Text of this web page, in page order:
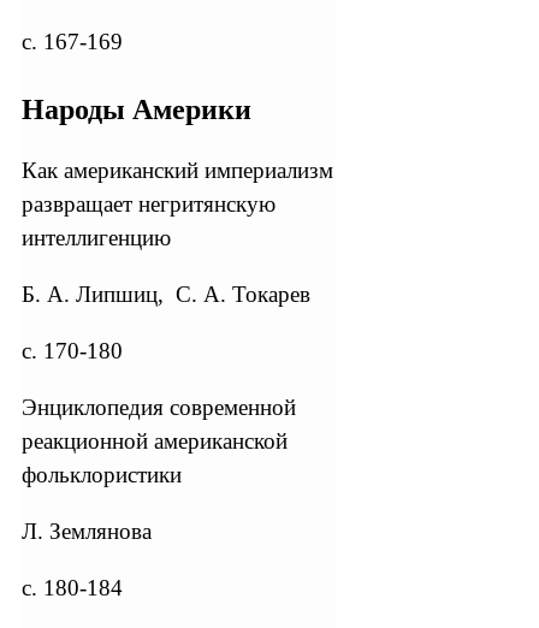
с. 167-169
Народы Америки
Как американский империализм
развращает негритянскую
интеллигенцию
Б. А. Липшиц, С. А. Токарев
с. 170-180
Энциклопедия современной
реакционной американской
фольклористики
Л. Землянова
с. 180-184